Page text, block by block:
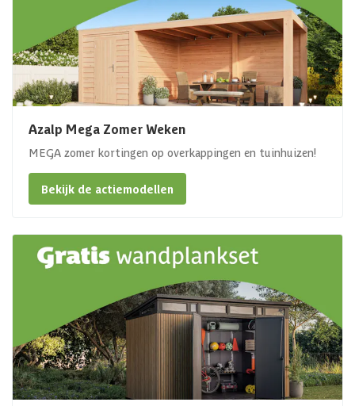
Azalp Mega Zomer Weken
MEGA zomer kortingen op overkappingen en tuinhuizen!
Bekijk de actiemodellen